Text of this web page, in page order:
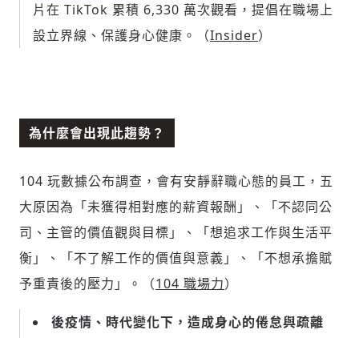
片在 TikTok 累積 6,330 萬次觀看，提倡在職場上
設立界線、保護身心健康。（Insider）
為什麼會出現此趨勢？
104 玩數據公布調查，會有安靜辭職心態的員工，五
大原因為「未獲得相對應的薪資報酬」、「不認同公
司、主管的價值觀與目標」、「想追求工作與生活平
衡」、「不了解工作的價值與意義」、「不想承擔賦
予重責後的壓力」。（104 職場力）
後疫情、時代變化下，造成身心的倦怠與疏離